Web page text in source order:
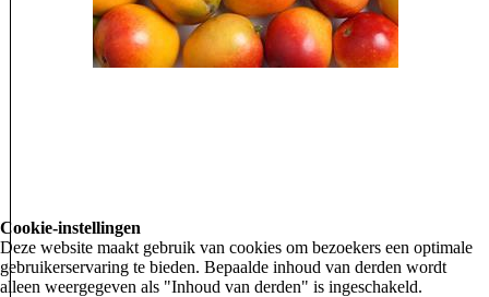
Cookie-instellingen
Deze website maakt gebruik van cookies om bezoekers een optimale
gebruikerservaring te bieden. Bepaalde inhoud van derden wordt
alleen weergegeven als "Inhoud van derden" is ingeschakeld.